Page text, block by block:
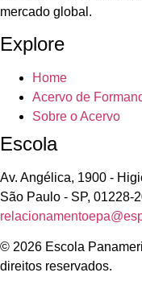
mercado global.
Explore
Home
Acervo de
Sobre o Acervo
Escola
Av. Angélica, 1900 -
São Paulo - SP, 01228-
© 2026 Escola
direitos reservados.